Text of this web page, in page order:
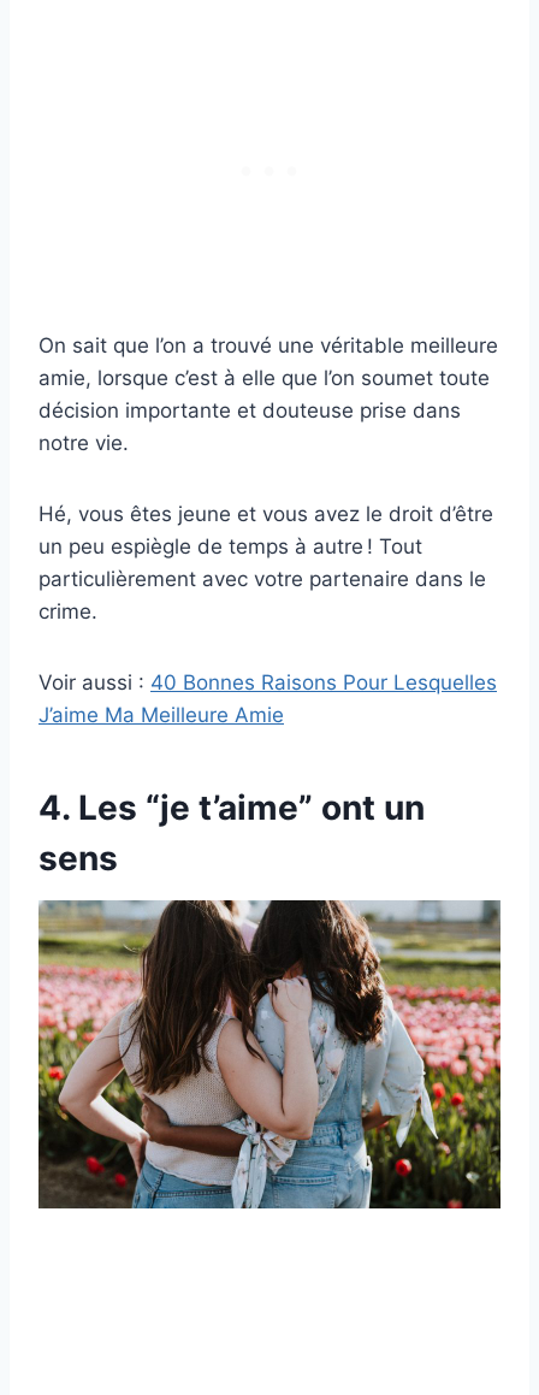
On sait que l’on a trouvé une véritable meilleure
amie, lorsque c’est à elle que l’on soumet toute
décision importante et douteuse prise dans
notre vie.
Hé, vous êtes jeune et vous avez le droit d’être
un peu espiègle de temps à autre ! Tout
particulièrement avec votre partenaire dans le
crime.
Voir aussi : 40 Bonnes Raisons Pour Lesquelles
J’aime Ma Meilleure Amie
4. Les “je t’aime” ont un
sens